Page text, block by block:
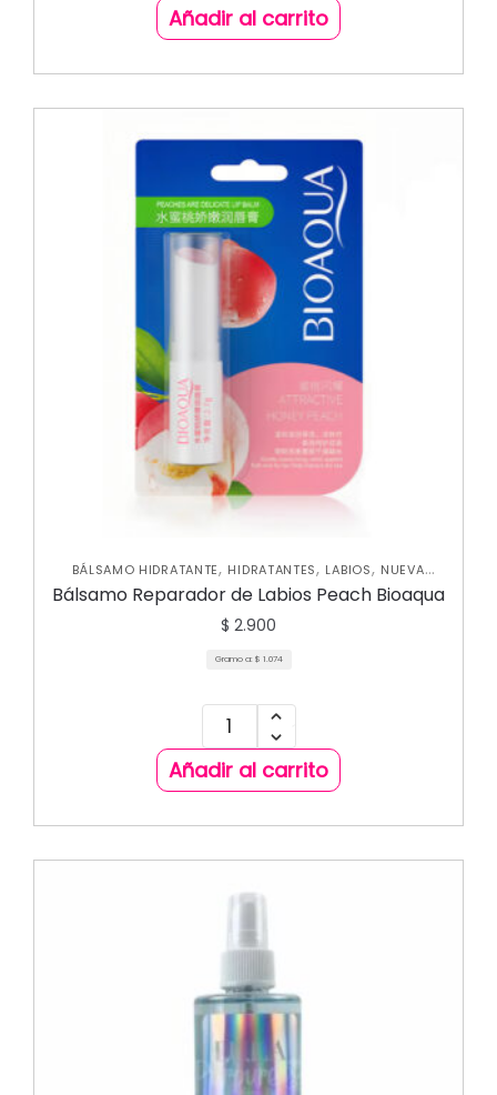
Añadir al carrito
BÁLSAMO HIDRATANTE, HIDRATANTES, LABIOS, NUEVA
COLECCIÓN
Bálsamo Reparador de Labios Peach Bioaqua
$ 2.900
Gramo a: $ 1.074
Añadir al carrito